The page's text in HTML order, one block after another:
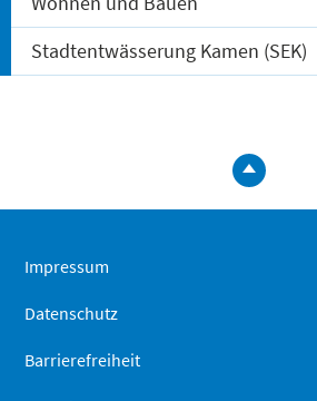
Stadtentwässerung Kamen (SEK)
zum
Impressum
Datenschutz
Barrierefreiheit